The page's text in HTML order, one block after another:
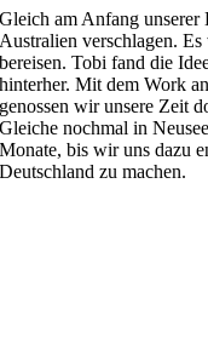
Gleich am Anfang unserer
Australien verschlagen.
bereisen. Tobi fand die
hinterher. Mit dem Work
genossen wir unsere Zeit
Gleiche nochmal in
Monate, bis wir uns dazu
Deutschland zu machen.